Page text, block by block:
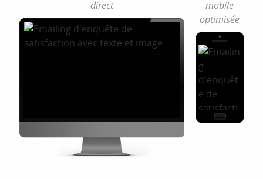
direct
mobile
optimisée